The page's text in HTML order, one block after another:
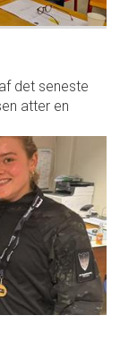
det seneste
atter en